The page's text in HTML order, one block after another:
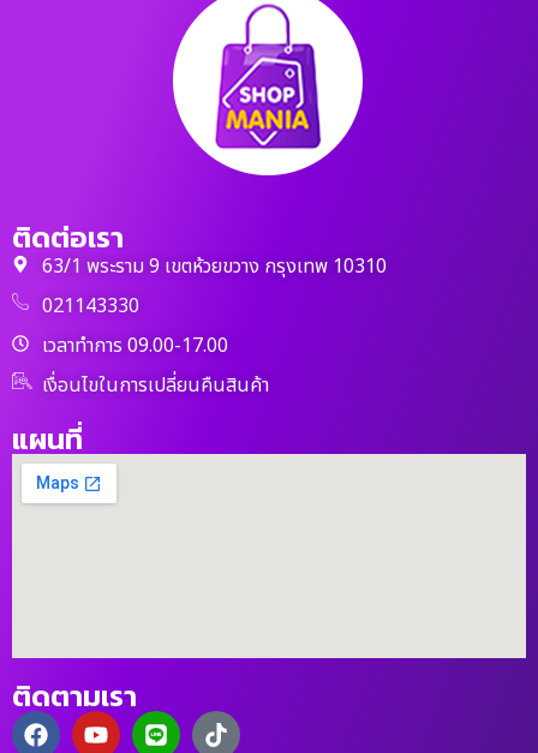
ติดต่อเรา
63/1 พระราม 9 เขตห้วยขวาง กรุงเทพ 10310
021143330
เวลาทำการ 09.00-17.00
เงื่อนไขในการเปลี่ยนคืนสินค้า
แผนที่
ติดตามเรา